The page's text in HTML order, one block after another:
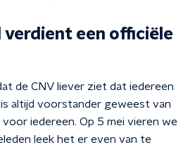
verdient een officiële
de CNV liever ziet dat iedereen
is altijd voorstander geweest van
iedereen. Op 5 mei vieren we
leek het er even van te